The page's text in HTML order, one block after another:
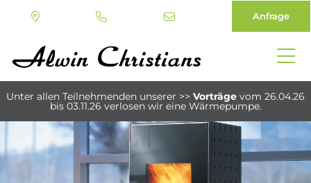
zum
Anfrage
Unter allen Teilnehmenden unserer >> Vorträge vom 26.04.26
bis 03.11.26 verlosen wir eine Wärmepumpe.